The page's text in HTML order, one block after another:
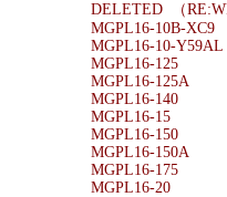
DELETED （
MGPL16-10B-XC9
MGPL16-10-Y59AL
MGPL16-125
MGPL16-125A
MGPL16-140
MGPL16-15
MGPL16-150
MGPL16-150A
MGPL16-175
MGPL16-20